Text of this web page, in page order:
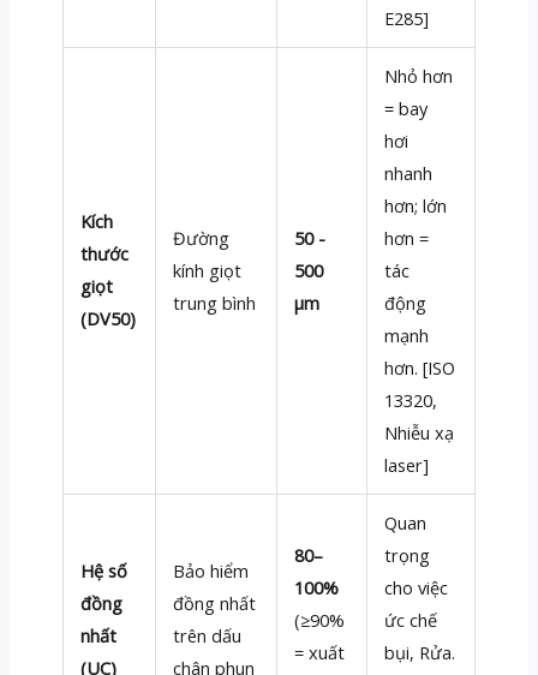
E285]
Kích
thước
giọt
(DV50)
Đường
kính giọt
trung bình
50 -
500
μm
Nhỏ hơn
= bay
hơi
nhanh
hơn; lớn
hơn =
tác
động
mạnh
hơn. [ISO
13320,
Nhiễu xạ
laser]
Hệ số
đồng
nhất
(UC)
Bảo hiểm
đồng nhất
trên dấu
chân phun
80–
100%
(≥90%
= xuất
Quan
trọng
cho việc
ức chế
bụi, Rửa.